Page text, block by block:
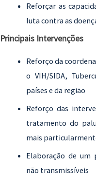
Reforçar as
luta contra as
Principais Intervenções
Reforço da
o VIH/SIDA,
países e da região
Reforço das
tratamento do
mais
Elaboração de um
não transmissíveis